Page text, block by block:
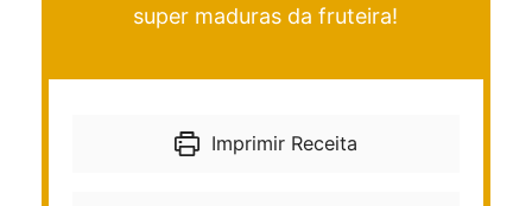
super maduras da fruteira!
Imprimir Receita